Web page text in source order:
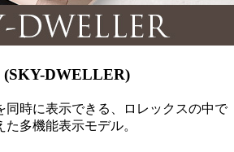
(SKY-DWELLER)
同時に表示できる、ロレックスの中で
多機能表示モデル。